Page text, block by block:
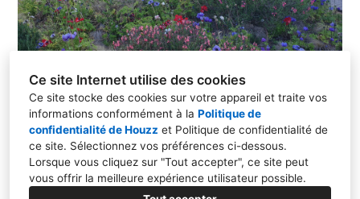
Ce site Internet utilise des cookies
Ce site stocke des cookies sur votre appareil et traite vos
informations conformément à la Politique de
confidentialité de Houzz et Politique de confidentialité de
ce site. Sélectionnez vos préférences ci-dessous.
Lorsque vous cliquez sur "Tout accepter", ce site peut
vous offrir la meilleure expérience utilisateur possible.
82 Impasse du merle, 83910, Pourrières
+33 6 30 62 66 66